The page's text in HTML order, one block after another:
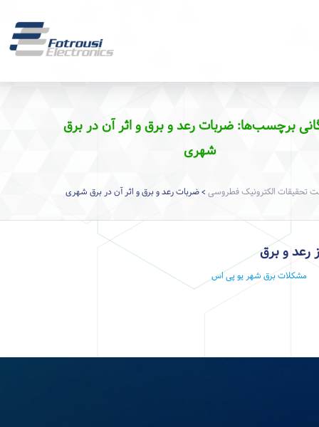
برچسب‌ها: ضربات رعد و برق و اثر آن در برق
شهری
تحقیقات الکترونیک فطروسی > ضربات رعد و برق و اثر آن در برق شهری
رعد و برق
مشکلات برق شهریو پی اس